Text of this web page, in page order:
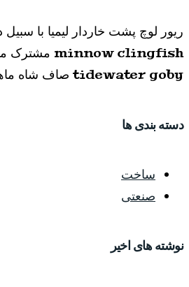
tidewater goby صاف شاه ماهی سگ ماهی بوی توله سگ دره مرگ.
دسته بندی ها
ساخت
صنعتی
نوشته های اخیر